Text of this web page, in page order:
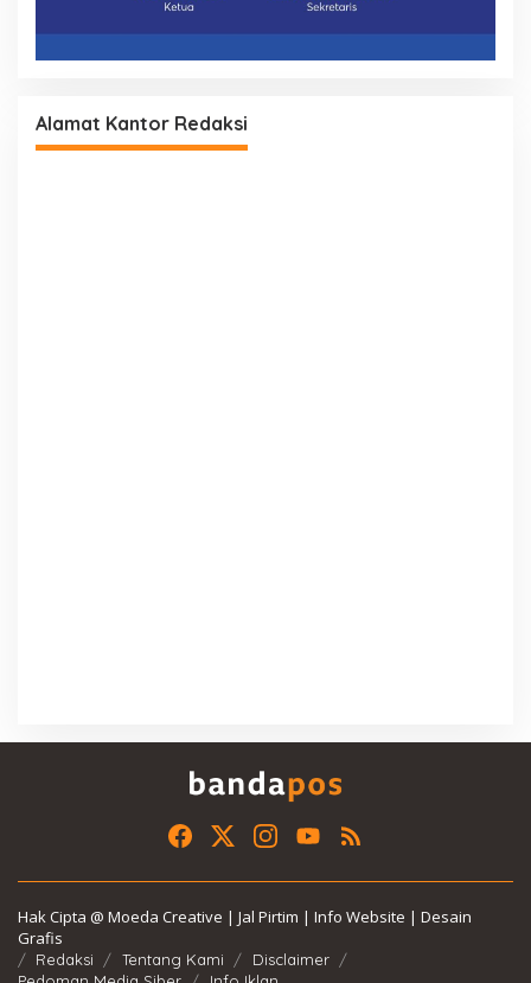
Alamat Kantor Redaksi
Hak Cipta @ Moeda Creative | Jal Pirtim | Info Website | Desain
Grafis
Redaksi Tentang Kami
Disclaimer